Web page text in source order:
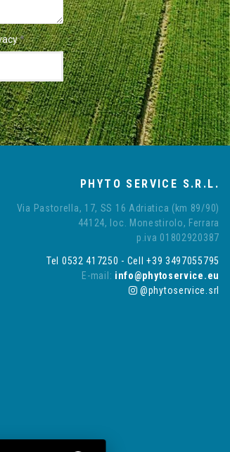
*
PHYTO SERVICE S.R.L.
Via Pastorella, 17, SS 16 Adriatica (km 89/90)
44124, loc. Monestirolo, Ferrara
p.iva 01802920387
Tel 0532 417250 - Cell +39 3497055795
E-mail: info@phytoservice.eu
@phytoservice.srl